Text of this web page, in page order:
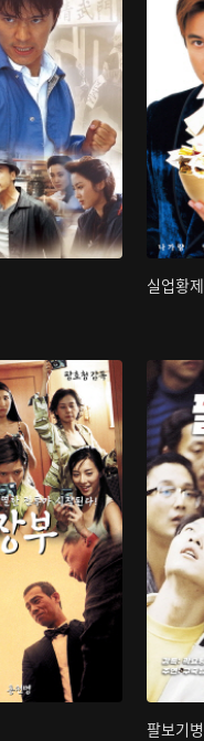
실업황제
팔보기병